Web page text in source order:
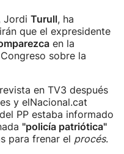
Jordi Turull, ha
que el expresidente
en la
sobre la
en TV3 después
y elNacional.cat
PP estaba informado
"policía patriótica"
para frenar el procés.